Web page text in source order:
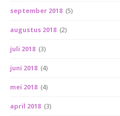
september 2018 (5)
augustus 2018 (2)
juli 2018 (3)
juni 2018 (4)
mei 2018 (4)
april 2018 (3)